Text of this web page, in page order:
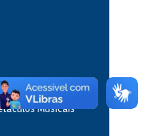
Musicais